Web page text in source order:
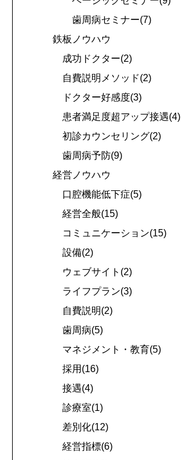
歯周病セミナー(7)
鉄板ノウハウ
成功ドクター(2)
自費説明メソッド(2)
ドクター好感度(3)
患者満足度超アップ接遇(4)
初診カウンセリング(2)
歯周病予防(9)
経営ノウハウ
口腔機能低下症(5)
経営全般(15)
コミュニケーション(15)
設備(2)
ウェブサイト(2)
ライフプラン(3)
自費説明(2)
歯周病(5)
マネジメント・教育(5)
採用(16)
接遇(4)
診療室(1)
差別化(12)
経営指標(6)